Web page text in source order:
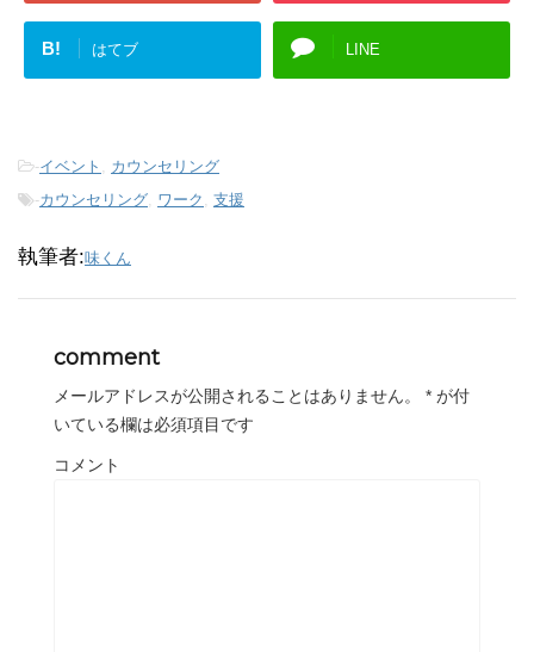
B! はてブ LINE
-イベント
カウンセリング
-カウンセリング ワーク 支援
執筆者:味くん
comment
メールアドレスが公開されることはありません。 * が付
いている欄は必須項目です
コメント